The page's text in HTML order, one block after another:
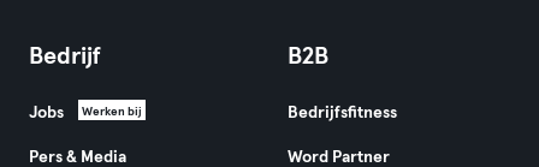
Bedrijf
Jobs Werken bij
Pers & Media
B2B
Bedrijfsfitness
Word Partner